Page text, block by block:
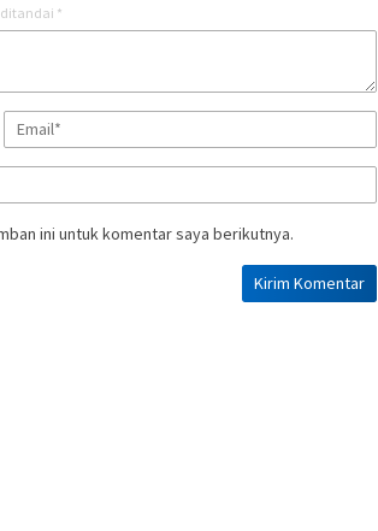
ditandai *
ini untuk komentar saya berikutnya.